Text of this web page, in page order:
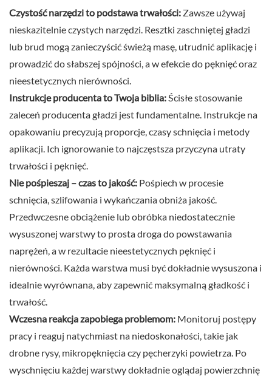
Czystość narzędzi to podstawa trwałości: Zawsze używaj
nieskazitelnie czystych narzędzi. Resztki zaschniętej gładzi
lub brud mogą zanieczyścić świeżą masę, utrudnić aplikację i
prowadzić do słabszej spójności, a w efekcie do pęknięć oraz
nieestetycznych nierówności.
Instrukcje producenta to Twoja biblia:Ścisłe stosowanie
zaleceń producenta gładzi jest fundamentalne. Instrukcje na
opakowaniu precyzują proporcje, czasy schnięcia i metody
aplikacji. Ich ignorowanie to najczęstsza przyczyna utraty
trwałości i pęknięć.
Nie pośpieszaj – czas to jakość: Pośpiech w procesie
schnięcia, szlifowania i wykańczania obniża jakość.
Przedwczesne obciążenie lub obróbka niedostatecznie
wysuszonej warstwy to prosta droga do powstawania
naprężeń, a w rezultacie nieestetycznych pęknięć i
nierówności. Każda warstwa musi być dokładnie wysuszona i
idealnie wyrównana, aby zapewnić maksymalną gładkość i
trwałość.
Wczesna reakcja zapobiega problemom: Monitoruj postępy
pracy i reaguj natychmiast na niedoskonałości, takie jak
drobne rysy, mikropęknięcia czy pęcherzyki powietrza. Po
wyschnięciu każdej warstwy dokładnie oglądaj powierzchnię